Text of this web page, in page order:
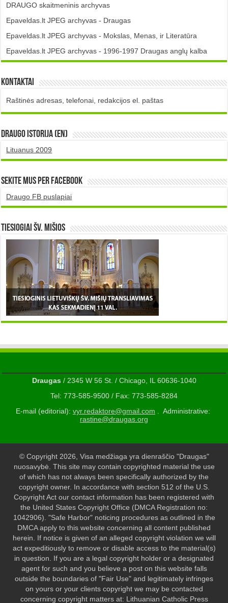
DRAUGO skaitmeninis archyvas
Epaveldas.lt JPEG archyvas - Draugas
Epaveldas.lt JPEG archyvas - Mokslas, Menas, ir Literatūra
Epaveldas.lt JPEG archyvas - 1996-1997 Draugas anglų kalba
Kontaktai
Raštinės adresas, telefonai, redakcijos el. paštas
DRAUGO istorija (EN)
Lituanus 2009
Sekite mus per Facebook
Draugo FB puslapiai
TIESIOGIAI šv. MIŠIOS
Draugas/ 2345 W 56 St. / Chicago, IL 60636-1040
Tel: 773-585-9500 / Fax: 773-585-8284
E-mail (editorial): vyr.redaktore@gmail.com . Administrative:
rastine@draugas.org
© Copyright 2026, Visa medžiaga yra dienraščio "Draugas"
nuosavybė. This site may contain copyrighted material the use
of which has not always been specifically authorized by the
copyright owner. In accordance with section 512 of the U.S.
Copyright Act our contact information has been registered with
the United States Copyright Office (DMCA Registration no:
1042906). "Safe Harbor" noticing procedures as outlined in the
DMCA apply to this website concerning all content published
herein. If notice is given of an alleged copyright violation we will
act expeditiously to remove or disable access to the material(s)
in question. If you are a legal copyright holder or a designated
agent for such and you believe a post on this website falls
outside the boundaries of "Fair Use" and legitimately infringes
on yours or your clients copyright we may be contacted
concerning copyright matters at: Lithuanian Catholic Press